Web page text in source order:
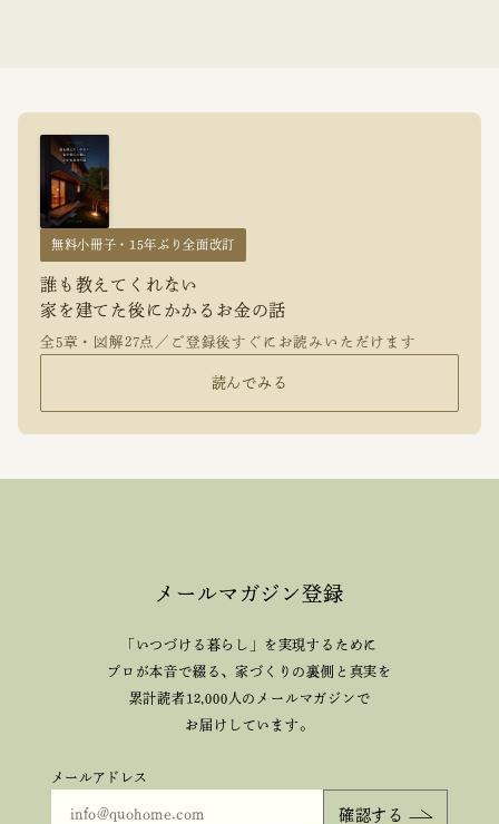
無料小冊子・15年ぶり全面改訂
誰も教えてくれない
家を建てた後にかかるお金の話
全5章・図解27点／ご登録後すぐにお読みいただけます
読んでみる
メールマガジン登録
「いつづける暮らし」を実現するために
プロが本音で綴る、家づくりの裏側と真実を
累計読者12,000人のメールマガジンで
お届けしています。
メールアドレス